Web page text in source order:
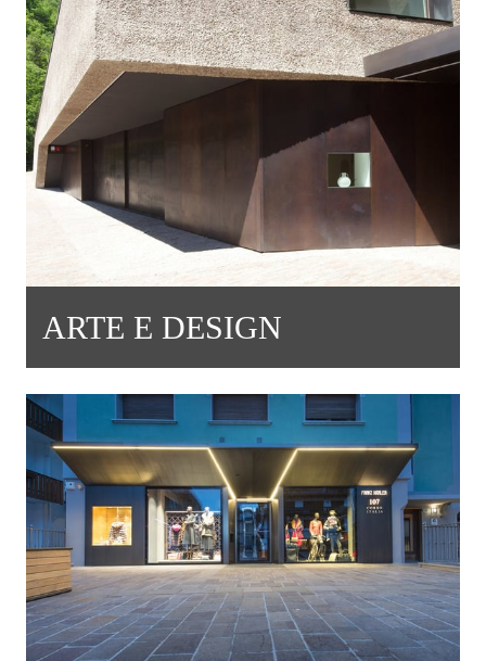
ARTE E DESIGN